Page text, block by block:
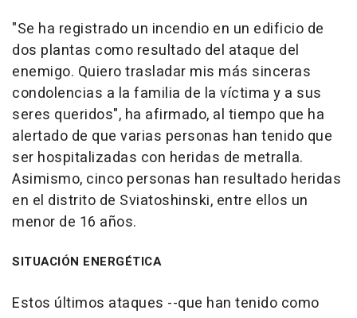
"Se ha registrado un incendio en un edificio de
dos plantas como resultado del ataque del
enemigo. Quiero trasladar mis más sinceras
condolencias a la familia de la víctima y a sus
seres queridos", ha afirmado, al tiempo que ha
alertado de que varias personas han tenido que
ser hospitalizadas con heridas de metralla.
Asimismo, cinco personas han resultado heridas
en el distrito de Sviatoshinski, entre ellos un
menor de 16 años.
SITUACIÓN ENERGÉTICA
Estos últimos ataques --que han tenido como